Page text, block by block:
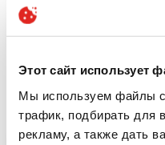
Этот сайт использует
Мы используем файлы
трафик, подбирать для
рекламу, а также дать
Связь по